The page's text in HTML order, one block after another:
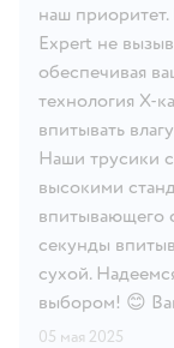
наш
Expert не
обеспечивая
технология X-
впитывать
Наши трусики
высокими
впитывающего
секунды
сухой.
выбором! 😊
05 мая 2025